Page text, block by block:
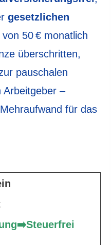
gesetzlichen
von 50 € monatlich
überschritten,
pauschalen
Arbeitgeber –
für das
➡️Steuerfrei